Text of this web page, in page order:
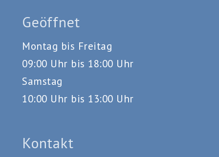
Geöffnet
Montag bis Freitag
09:00 Uhr bis 18:00 Uhr
Samstag
10:00 Uhr bis 13:00 Uhr
Kontakt